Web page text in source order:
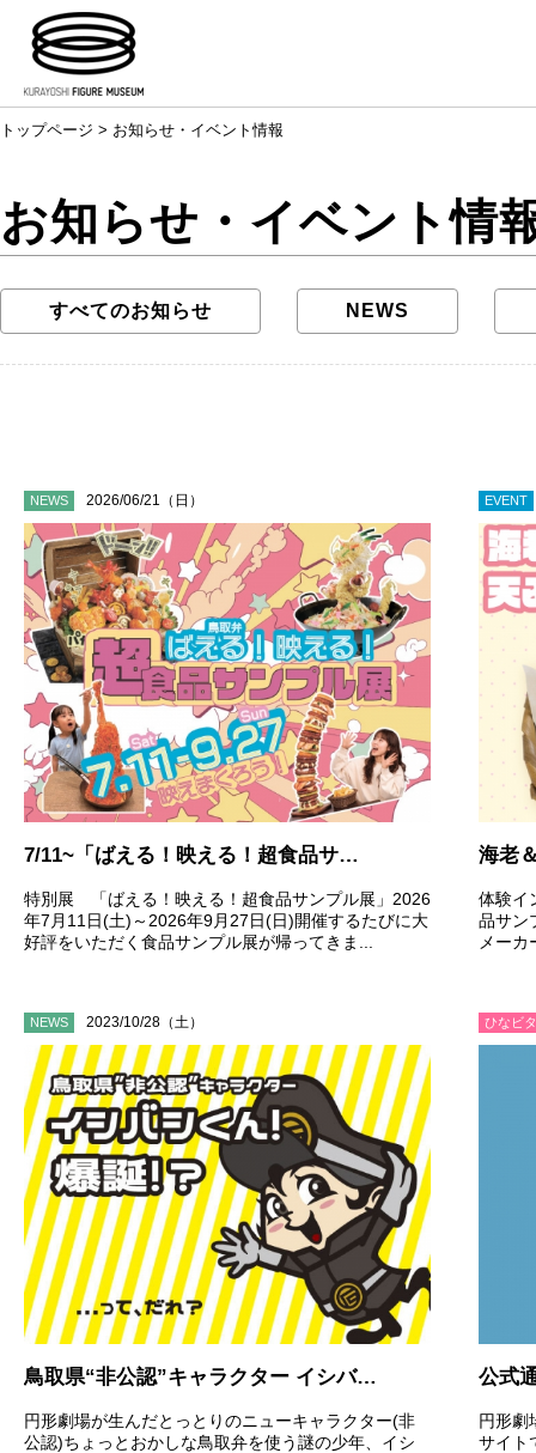
トップページ > お知らせ・イベント情報
お知らせ・イベント情
すべてのお知らせ NEWS
NEWS 2026/06/21（日）
7/11~「ばえる！映える！超食品サンプル展」開催のおしらせ
特別展 「ばえる！映える！超食品サンプル展」2026
年7月11日(土)～2026年9月27日(日)開催するたびに大
好評をいただく食品サンプル展が帰ってきま...
EVENT
体験イ
品サン
メー
NEWS 2023/10/28（土）
鳥取県“非公認”キャラクター イシバシくん 爆誕！
円形劇場が生んだとっとりのニューキャラクター(非
公認)ちょっとおかしな鳥取弁を使う謎の少年、イシ
ひなビ
公式
円形劇
サイト